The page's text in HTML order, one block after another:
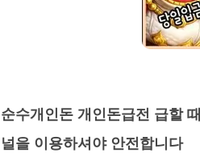
순수개인돈 개인돈급전 급할
널을 이용하셔야 안전합니다